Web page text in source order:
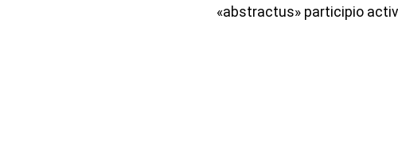
«abstractus» participio